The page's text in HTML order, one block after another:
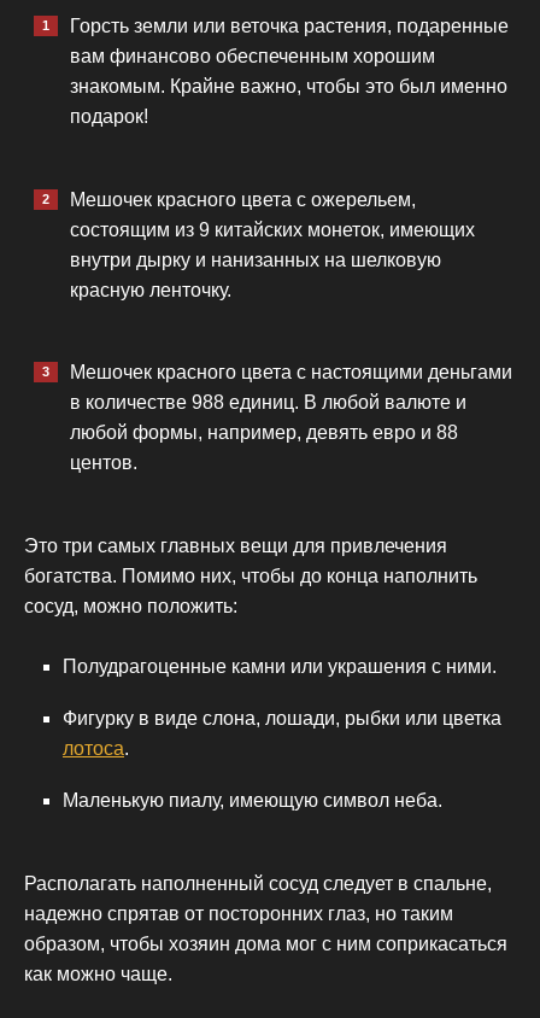
Горсть земли или веточка растения, подаренные
вам финансово обеспеченным хорошим
знакомым. Крайне важно, чтобы это был именно
подарок!
Мешочек красного цвета с ожерельем,
состоящим из 9 китайских монеток, имеющих
внутри дырку и нанизанных на шелковую
красную ленточку.
Мешочек красного цвета с настоящими деньгами
в количестве 988 единиц. В любой валюте и
любой формы, например, девять евро и 88
центов.
Это три самых главных вещи для привлечения
богатства. Помимо них, чтобы до конца наполнить
сосуд, можно положить:
Полудрагоценные камни или украшения с ними.
Фигурку в виде слона, лошади, рыбки или цветка
лотоса.
Маленькую пиалу, имеющую символ неба.
Располагать наполненный сосуд следует в спальне,
надежно спрятав от посторонних глаз, но таким
образом, чтобы хозяин дома мог с ним соприкасаться
как можно чаще.